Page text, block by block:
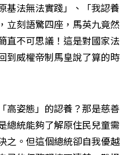
基法無法實踐」、「我認養
立刻語驚四座，馬英九竟然
直不可思議！這是對國家法
到威權帝制馬皇說了算的時
高姿態」的認養？那是慈善
總統能夠了解原住民兒童需
之。但這個總統卻自我優越